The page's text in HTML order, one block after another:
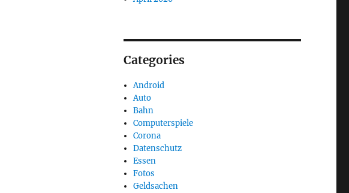
Categories
Android
Auto
Bahn
Computerspiele
Corona
Datenschutz
Essen
Fotos
Geldsachen